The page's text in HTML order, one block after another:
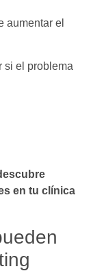
aumentar el
si el problema
en tu clínica